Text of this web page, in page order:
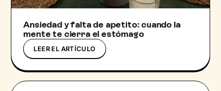
Ansiedad y falta de apetito: cuando la
mente te cierra el estómago
LEER EL ARTÍCULO